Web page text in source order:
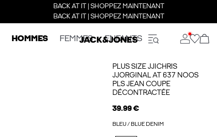
BACK AT IT | SHOPPEZ MAINTENANT
BACK AT IT | SHOPPEZ MAINTENANT
HOMMES FEMMES ENFANTS
PLUS SIZE JJICHRIS
JJORGINAL AT 637 NOOS
PLS JEAN COUPE
DÉCONTRACTÉE
39.99 €
BLEU / BLUE DENIM